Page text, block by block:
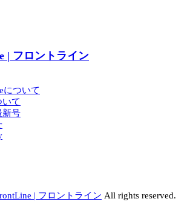
について
て
新号
| フロントライン All rights reserved.